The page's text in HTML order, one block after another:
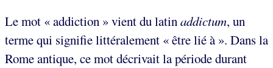
Le mot « addiction » vient du latinaddictum, un
terme qui signifie littéralement « être lié à ». Dans la
Rome antique, ce mot décrivait la période durant